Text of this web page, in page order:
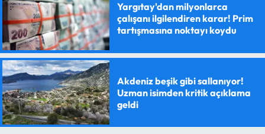
Yargıtay'dan milyonlarca
çalışanı ilgilendiren karar! Prim
tartışmasına noktayı koydu
Akdeniz beşik gibi sallanıyor!
Uzman isimden kritik açıklama
geldi